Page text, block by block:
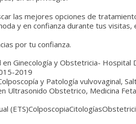
las mejores opciones de
y en confianza durante tus visitas,
por tu confianza.
en Ginecología y Obstetricia- Hospital
2019
y Patología vulvovaginal,
Ultrasonido Obstetrico, Medicina